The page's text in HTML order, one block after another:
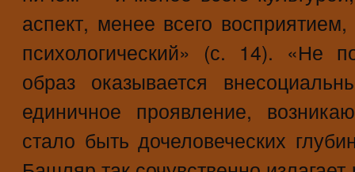
аспект, менее всего
психологический» (с. 14). «Не
образ оказывается
единичное проявление,
стало быть дочеловеческих